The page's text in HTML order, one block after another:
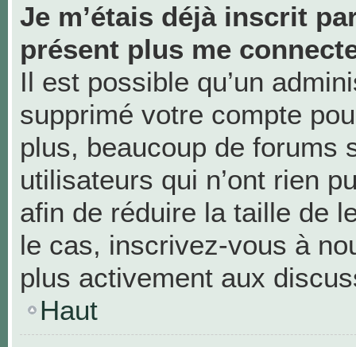
Je m’étais déjà inscrit
présent plus me
Il est possible qu’un
supprimé votre compte
plus, beaucoup de forums
utilisateurs qui n’ont rien
afin de réduire la taille de
le cas, inscrivez-vous à
plus activement aux
Haut